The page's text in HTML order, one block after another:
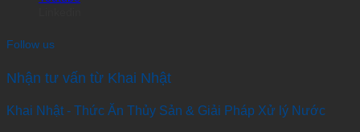
Follow us
Nhận tư vấn từ Khai Nhật
Khai Nhật - Thức Ăn Thủy Sản & Giải Pháp Xử lý Nước